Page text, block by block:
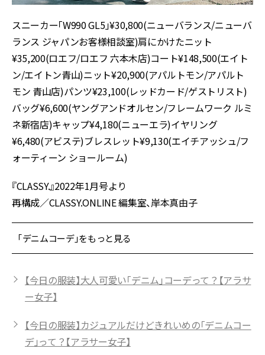
スニーカー「W990 GL5」¥30,800(ニューバランス/ニューバ
ランス ジャパンお客様相談室)肩にかけたニット
¥35,200(ロエフ/ロエフ 六本木店)コート¥148,500(エイト
ン/エイトン青山)ニット¥20,900(アパルトモン/アパルト
モン 青山店)パンツ¥23,100(レッドカード/ゲストリスト)
バッグ¥6,600(ヤングアンドオルセン/フレームワーク ルミ
ネ新宿店)キャップ¥4,180(ニューエラ)イヤリング
¥6,480(アビステ)ブレスレット¥9,130(エイチアッシュ/フ
ォーティーン ショールーム)
『CLASSY.』2022年1月号より
再構成／CLASSY.ONLINE 編集室、岸本真由子
「デニムコーデ」をもっと見る
【今日の服装】大人可愛い「デニム」コーデって？【アラサ
ー女子】
【今日の服装】カジュアルだけどきれいめの「デニムコー
デ」って？【アラサー女子】